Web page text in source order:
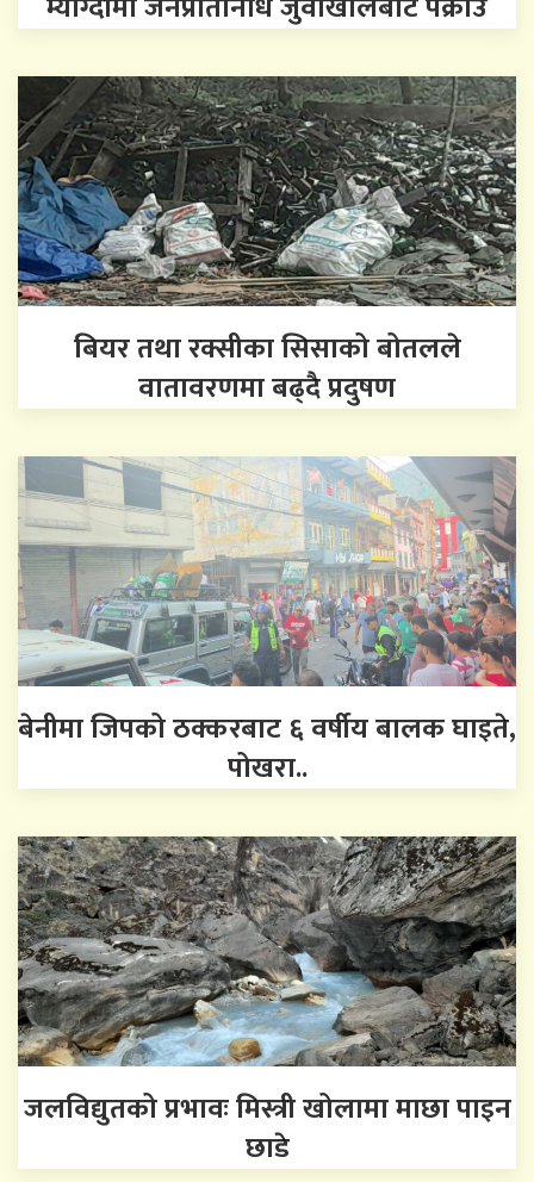
बियर तथा रक्सीका सिसाको बोतलले
वातावरणमा बढ्दै प्रदुषण
बेनीमा जिपको ठक्करबाट ६ वर्षीय बालक घाइते,
पोखरा..
जलविद्युतको प्रभावः मिस्त्री खोलामा माछा पाइन
छाडे